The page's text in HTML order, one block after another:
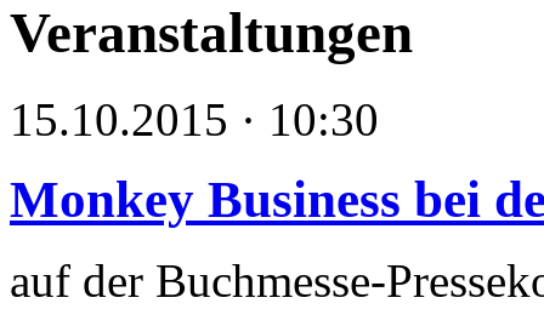
Veranstaltungen
15.10.2015 · 10:30
Monkey Business bei
auf der Buchmesse-